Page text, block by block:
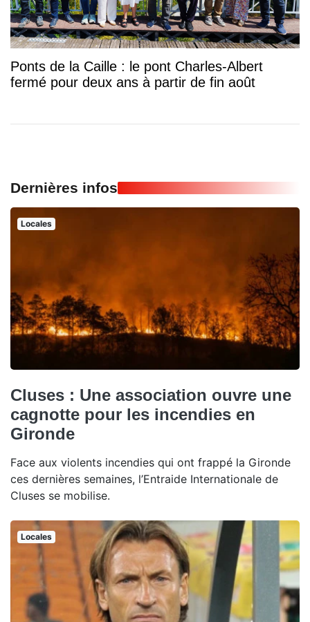
Ponts de la Caille : le pont Charles-Albert
fermé pour deux ans à partir de fin août
Dernières infos
Locales
Cluses : Une association ouvre une
cagnotte pour les incendies en
Gironde
Face aux violents incendies qui ont frappé la Gironde
ces dernières semaines, l’Entraide Internationale de
Cluses se mobilise.
Locales